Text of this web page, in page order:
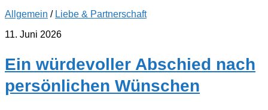
Allgemein / Liebe & Partnerschaft
11. Juni 2026
Ein würdevoller Abschied nach
persönlichen Wünschen